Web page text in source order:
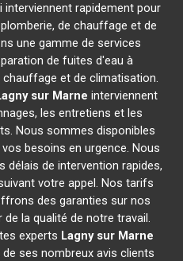
rapidement pour
de chauffage et de
une gamme de services
de fuites d'eau à
et de climatisation.
sur Marne interviennent
les entretiens et les
Nous sommes disponibles
besoins en urgence. Nous
délais de intervention rapides,
votre appel. Nos tarifs
des garanties sur nos
la qualité de notre travail.
experts Lagny sur Marne
ses nombreux avis clients